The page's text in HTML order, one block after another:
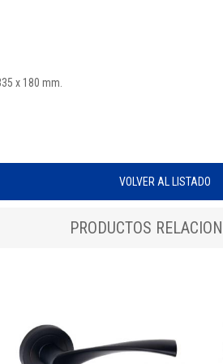
x 180 mm.
VOLVER AL LISTADO
PRODUCTOS